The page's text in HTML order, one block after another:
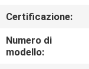
GIRO
DELLA
FABBRICA
Certificazione:
Numero di
modello: